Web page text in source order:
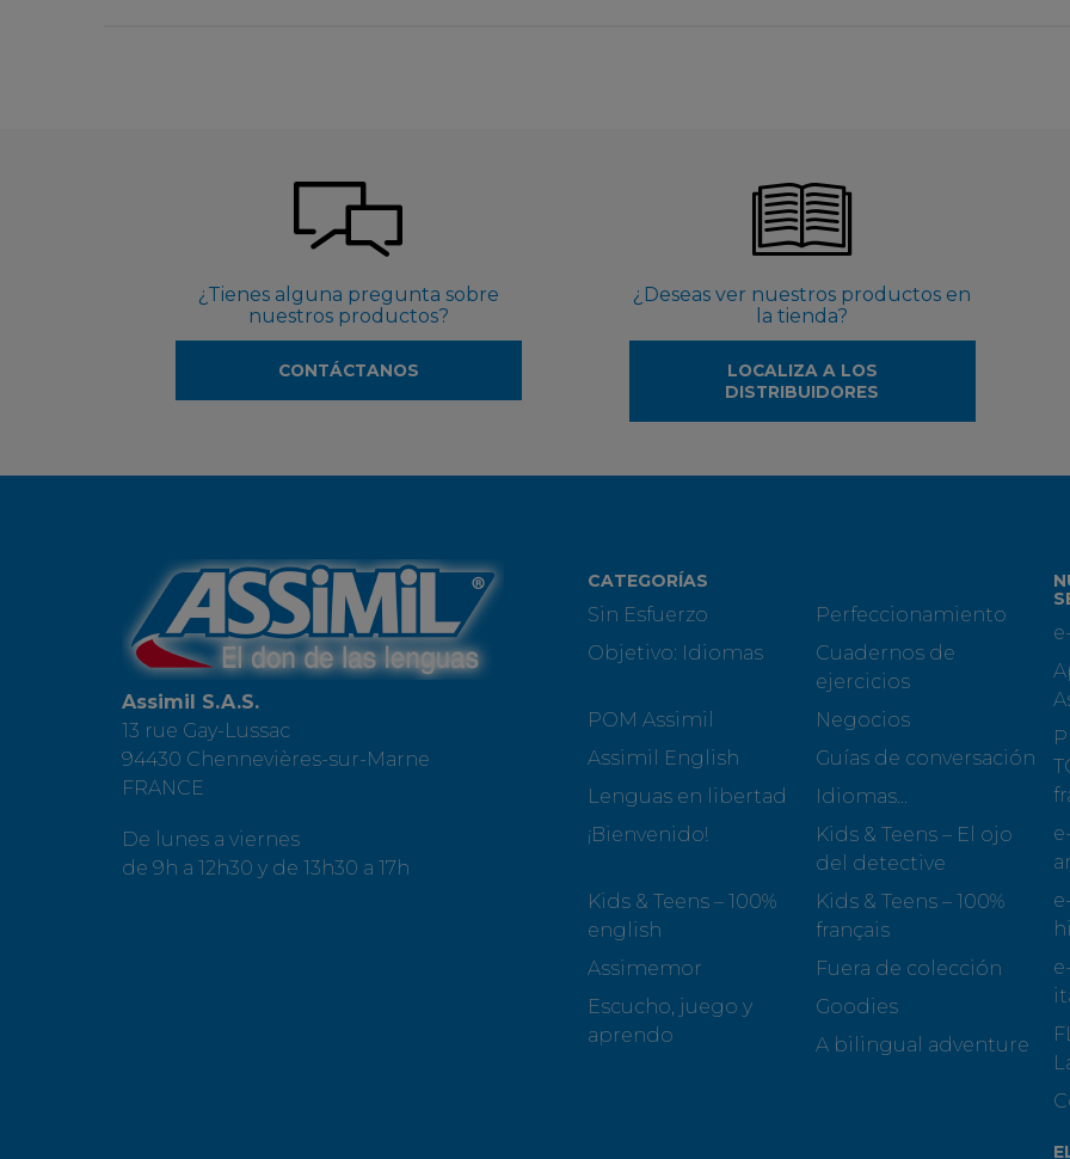
¿Tienes alguna pregunta sobre
nuestros productos?
CONTÁCTANOS
¿Deseas ver nuestros productos en
la tienda?
LOCALIZA A LOS
DISTRIBUIDORES
Assimil S.A.S.
13 rue Gay-Lussac
94430 Chennevières-sur-Marne
FRANCE
De lunes a viernes
de 9h a 12h30 y de 13h30 a 17h
CATEGORÍAS
Sin Esfuerzo
Perfeccionamiento
Objetivo: Idiomas
Cuadernos de
ejercicios
POM Assimil
Negocios
Assimil English
Guías de conversación
Lenguas en libertad
Idiomas...
¡Bienvenido!
Kids & Teens – El ojo
del detective
Kids & Teens – 100%
english
Kids & Teens – 100%
français
Assimemor
Fuera de colección
Escucho, juego y
aprendo
Goodies
A bilingual adventure